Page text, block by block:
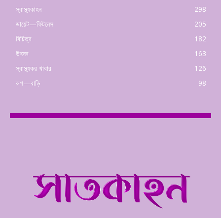
স্বাস্থ্যকাহন
298
ডায়েট—ফিটনেস
205
বিচিত্র
182
উৎসব
163
স্বাস্থ্যকর খাবার
126
রূপ—বাড়ি
98